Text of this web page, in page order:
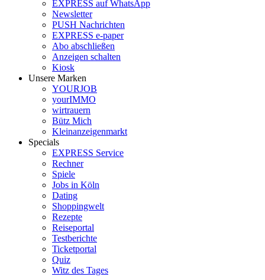
EXPRESS auf WhatsApp
Newsletter
PUSH Nachrichten
EXPRESS e-paper
Abo abschließen
Anzeigen schalten
Kiosk
Unsere Marken
YOURJOB
yourIMMO
wirtrauern
Bütz Mich
Kleinanzeigenmarkt
Specials
EXPRESS Service
Rechner
Spiele
Jobs in Köln
Dating
Shoppingwelt
Rezepte
Reiseportal
Testberichte
Ticketportal
Quiz
Witz des Tages